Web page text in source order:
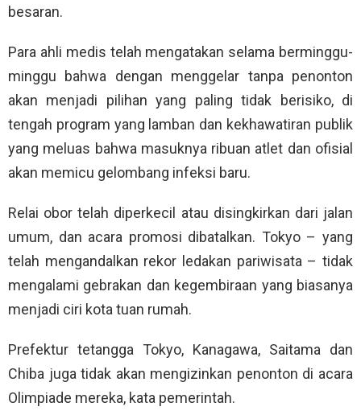
besaran.
Para ahli medis telah mengatakan selama berminggu-
minggu bahwa dengan menggelar tanpa penonton
akan menjadi pilihan yang paling tidak berisiko, di
tengah program yang lamban dan kekhawatiran publik
yang meluas bahwa masuknya ribuan atlet dan ofisial
akan memicu gelombang infeksi baru.
Relai obor telah diperkecil atau disingkirkan dari jalan
umum, dan acara promosi dibatalkan. Tokyo – yang
telah mengandalkan rekor ledakan pariwisata – tidak
mengalami gebrakan dan kegembiraan yang biasanya
menjadi ciri kota tuan rumah.
Prefektur tetangga Tokyo, Kanagawa, Saitama dan
Chiba juga tidak akan mengizinkan penonton di acara
Olimpiade mereka, kata pemerintah.